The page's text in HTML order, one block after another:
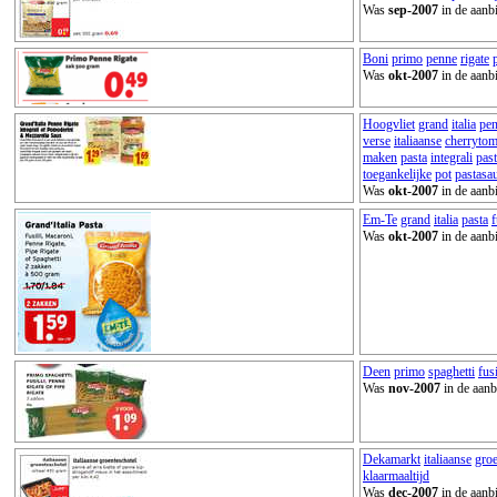
Was sep-2007 in de
Boni primo penne rigate
Was okt-2007 in de
Hoogvliet grand italia
verse italiaanse
maken pasta integrali
toegankelijke pot
Was okt-2007 in de
Em-Te grand italia pasta
Was okt-2007 in de
Deen primo spaghetti
Was nov-2007 in de
Dekamarkt italiaanse
klaarmaaltijd
Was dec-2007 in de